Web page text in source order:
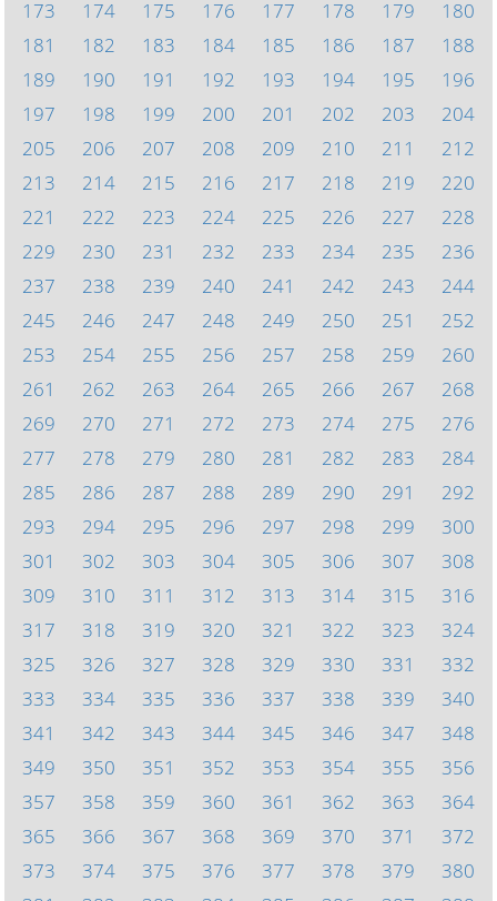
173
174 175 176 177 178 179
180
181
182 183 184 185 186 187
188
189
190 191 192 193 194 195
196
197
198 199 200 201 202 203
204
205
206 207 208 209 210 211
212
213
214 215 216 217 218 219
220
221
222 223 224 225 226 227
228
229
230 231 232 233 234 235
236
237
238 239 240 241 242 243
244
245
246 247 248 249 250 251
252
253
254 255 256 257 258 259
260
261
262 263 264 265 266 267
268
269
270 271 272 273 274 275
276
277
278 279 280 281 282 283
284
285
286 287 288 289 290 291
292
293
294 295 296 297 298 299
300
301
302 303 304 305 306 307
308
309
310 311 312 313 314 315
316
317
318 319 320 321 322 323
324
325
326 327 328 329 330 331
332
333
334 335 336 337 338 339
340
341
342 343 344 345 346 347
348
349
350 351 352 353 354 355
356
357
358 359 360 361 362 363
364
365
366 367 368 369 370 371
372
373
374 375 376 377 378 379
380